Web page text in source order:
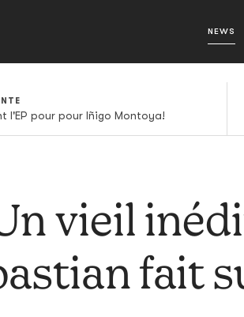
NEWS
l'EP pour pour Iñigo Montoya!
vieil
fait